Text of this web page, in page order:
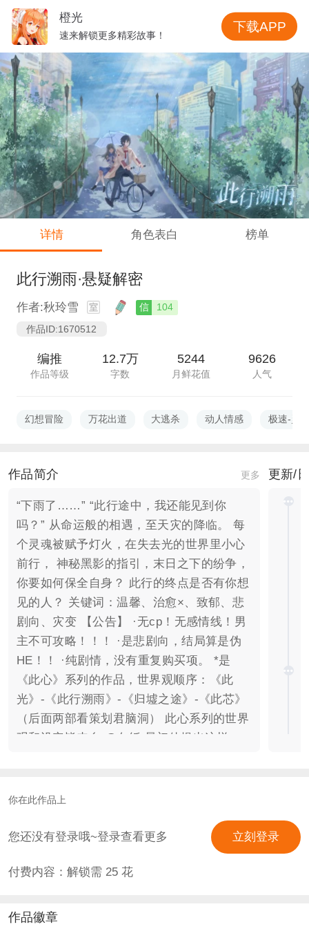
详情 角色表白 榜单
此行溯雨·悬疑解密
作者:秋玲雪 信
104
作品ID:1670512
编推
作品等级
12.7万
字数
5244
月鲜花值
9626
人气
幻想冒险 万花出道 大逃杀 动人情感 极速-灵
作品简介 更多
“下雨了……” “此行途中，我还能见到你
吗？” 从命运般的相遇，至天灾的降临。 每
个灵魂被赋予灯火，在失去光的世界里小心
前行， 神秘黑影的指引，末日之下的纷争，
你要如何保全自身？ 此行的终点是否有你想
见的人？ 关键词：温馨、治愈×、致郁、悲
剧向、灾变 【公告】 ·无cp！无感情线！男
主不可攻略！！！ ·是悲剧向，结局算是伪
HE！！ ·纯剧情，没有重复购买项。 *是
《此心》系列的作品，世界观顺序：《此
光》-《此行溯雨》-《归墟之途》-《此芯》
（后面两部看策划君脑洞） 此心系列的世界
观和设定皆来自 @白纸 最初他提出这样一
都会是工作室合作。 同世界观但每部相互独
本：秋玲雪 制作：清如城山露 设定策划：
白纸 特别鸣谢：清如城山露、咕西瓜、白
纸、ximie 【素材鸣谢】 立绘：契子、b站-
Pansy三色堇、曦小妮 UI：阿祝 字素：雾翎
更新/
你在此作品上
您还没有登录哦~登录查看更多 立刻登录
付费内容：解锁需 25花
作品徽章
橙光
速来解锁更多精彩故事！
下载APP